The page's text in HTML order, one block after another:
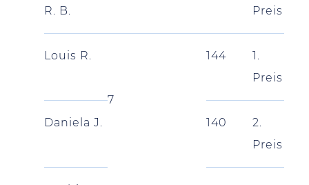
R. B.
Preis
Louis R.
7
144
1.
Preis
Daniela J. 140
2.
Preis